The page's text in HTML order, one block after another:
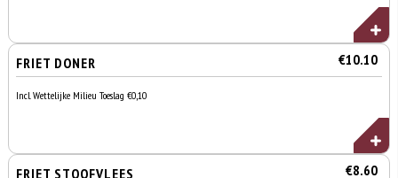
FRIET DONER €10.10
Incl. Wettelijke Milieu Toeslag €0,10
FRIET STOOFVLEES €8.60